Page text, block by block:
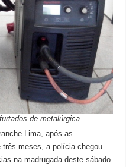
de metalúrgica
Lima, após as
três meses, a polícia chegou
na madrugada deste sábado